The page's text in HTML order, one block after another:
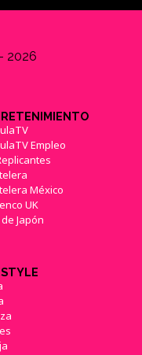
2026
Empleo
México
UK
Japón